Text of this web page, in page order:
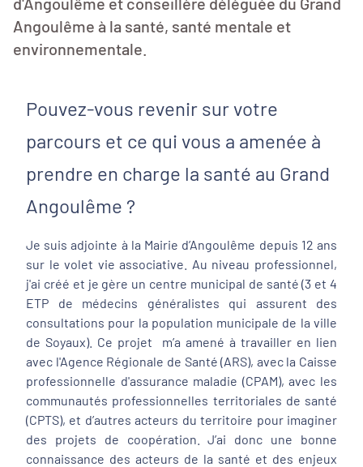
Angoulême à la santé, santé mentale et
environnementale.
Pouvez-vous revenir sur votre
parcours et ce qui vous a amenée à
prendre en charge la santé au Grand
Angoulême ?
Je suis adjointe à la Mairie d’Angoulême depuis 12 ans
sur le volet vie associative. Au niveau professionnel,
j'ai créé et je gère un centre municipal de santé (3 et 4
ETP de médecins généralistes qui assurent des
consultations pour la population municipale de la ville
de Soyaux). Ce projet m’a amené à travailler en lien
avec l'Agence Régionale de Santé (ARS), avec la Caisse
professionnelle d'assurance maladie (CPAM), avec les
communautés professionnelles territoriales de santé
(CPTS), et d’autres acteurs du territoire pour imaginer
des projets de coopération. J’ai donc une bonne
connaissance des acteurs de la santé et des enjeux